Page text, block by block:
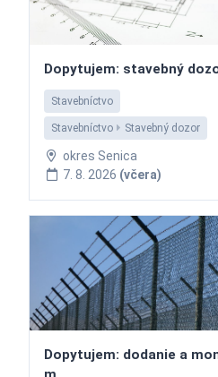
Dopytujem: stavebný
Stavebníctvo
Stavebníctvo Stavebný dozor
okres Senica
7. 8. 2026 (včera)
Dopytujem: dodanie a